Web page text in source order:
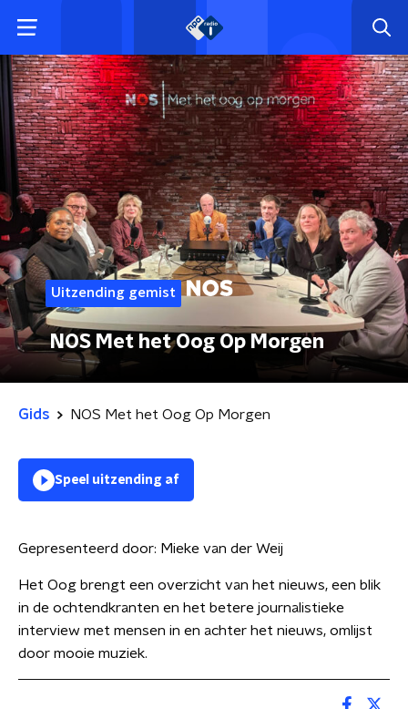
Uitzending gemist
NOS Met het Oog Op Morgen
Gids NOS Met het Oog Op Morgen
Speel uitzending af
Gepresenteerd door: Mieke van der Weij
Het Oog brengt een overzicht van het nieuws, een blik
in de ochtendkranten en het betere journalistieke
interview met mensen in en achter het nieuws, omlijst
door mooie muziek.